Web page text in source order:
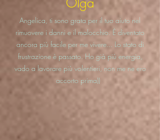
Angelica, ti sono grata per il tuo aiuto nel
rimuovere i danni e il malocchio. È diventato
ancora più facile per me vivere... Lo stato di
frustrazione è passato. Ho già più energia,
vado a lavorare più volentieri, non me ne ero
accorto prima))